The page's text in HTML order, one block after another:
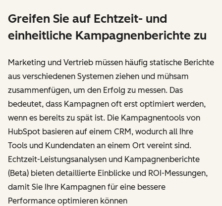
Greifen Sie auf Echtzeit- und
einheitliche Kampagnenberichte zu
Marketing und Vertrieb müssen häufig statische Berichte
aus verschiedenen Systemen ziehen und mühsam
zusammenfügen, um den Erfolg zu messen. Das
bedeutet, dass Kampagnen oft erst optimiert werden,
wenn es bereits zu spät ist. Die Kampagnentools von
HubSpot basieren auf einem CRM, wodurch all Ihre
Tools und Kundendaten an einem Ort vereint sind.
Echtzeit-Leistungsanalysen und Kampagnenberichte
(Beta) bieten detaillierte Einblicke und ROI-Messungen,
damit Sie Ihre Kampagnen für eine bessere
Performance optimieren können